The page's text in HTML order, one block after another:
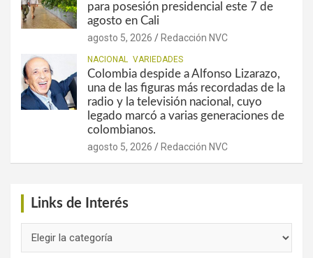
para posesión presidencial este 7 de
agosto en Cali
agosto 5, 2026 Redacción NVC
NACIONAL VARIEDADES
Colombia despide a Alfonso Lizarazo,
una de las figuras más recordadas de la
radio y la televisión nacional, cuyo
legado marcó a varias generaciones de
colombianos.
agosto 5, 2026 Redacción NVC
Links de Interés